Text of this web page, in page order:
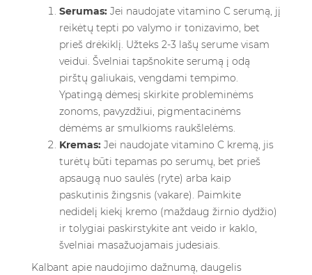
Serumas: Jei naudojate vitamino C serumą, jį
reikėtų tepti po valymo ir tonizavimo, bet
prieš drėkiklį. Užteks 2-3 lašų serume visam
veidui. Švelniai tapšnokite serumą į odą
pirštų galiukais, vengdami tempimo.
Ypatingą dėmesį skirkite probleminėms
zonoms, pavyzdžiui, pigmentacinėms
dėmėms ar smulkioms raukšlelėms.
Kremas: Jei naudojate vitamino C kremą, jis
turėtų būti tepamas po serumų, bet prieš
apsaugą nuo saulės (ryte) arba kaip
paskutinis žingsnis (vakare). Paimkite
nedidelį kiekį kremo (maždaug žirnio dydžio)
ir tolygiai paskirstykite ant veido ir kaklo,
švelniai masažuojamais judesiais.
Kalbant apie naudojimo dažnumą, daugelis